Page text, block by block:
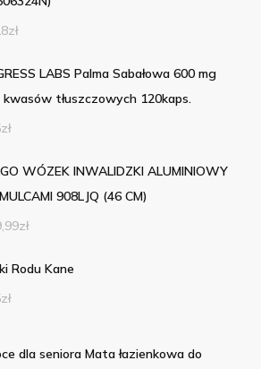
zł
LABS Palma Sabałowa 600 mg
kwasów tłuszczowych 120kaps.
zł
WÓZEK INWALIDZKI ALUMINIOWY
908LJQ (46 CM)
zł
Rodu Kane
zł
dla seniora Mata łazienkowa do